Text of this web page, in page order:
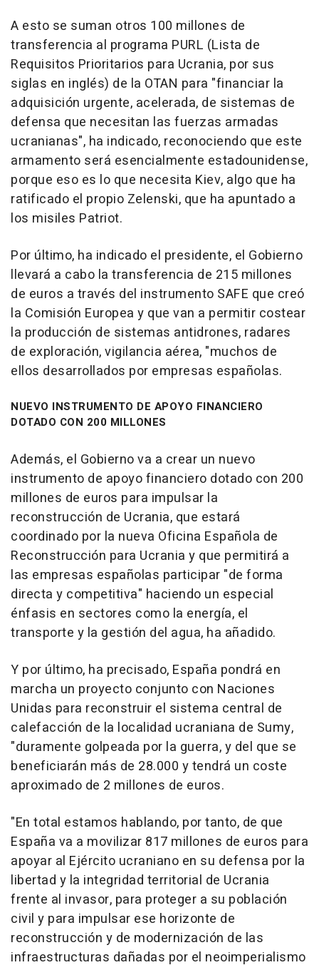
A esto se suman otros 100 millones de
transferencia al programa PURL (Lista de
Requisitos Prioritarios para Ucrania, por sus
siglas en inglés) de la OTAN para "financiar la
adquisición urgente, acelerada, de sistemas de
defensa que necesitan las fuerzas armadas
ucranianas", ha indicado, reconociendo que este
armamento será esencialmente estadounidense,
porque eso es lo que necesita Kiev, algo que ha
ratificado el propio Zelenski, que ha apuntado a
los misiles Patriot.
Por último, ha indicado el presidente, el Gobierno
llevará a cabo la transferencia de 215 millones
de euros a través del instrumento SAFE que creó
la Comisión Europea y que van a permitir costear
la producción de sistemas antidrones, radares
de exploración, vigilancia aérea, "muchos de
ellos desarrollados por empresas españolas.
NUEVO INSTRUMENTO DE APOYO FINANCIERO
DOTADO CON 200 MILLONES
Además, el Gobierno va a crear un nuevo
instrumento de apoyo financiero dotado con 200
millones de euros para impulsar la
reconstrucción de Ucrania, que estará
coordinado por la nueva Oficina Española de
Reconstrucción para Ucrania y que permitirá a
las empresas españolas participar "de forma
directa y competitiva" haciendo un especial
énfasis en sectores como la energía, el
transporte y la gestión del agua, ha añadido.
Y por último, ha precisado, España pondrá en
marcha un proyecto conjunto con Naciones
Unidas para reconstruir el sistema central de
calefacción de la localidad ucraniana de Sumy,
"duramente golpeada por la guerra, y del que se
beneficiarán más de 28.000 y tendrá un coste
aproximado de 2 millones de euros.
"En total estamos hablando, por tanto, de que
España va a movilizar 817 millones de euros para
apoyar al Ejército ucraniano en su defensa por la
libertad y la integridad territorial de Ucrania
frente al invasor, para proteger a su población
civil y para impulsar ese horizonte de
reconstrucción y de modernización de las
infraestructuras dañadas por el neoimperialismo